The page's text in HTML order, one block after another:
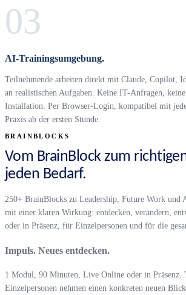
03
AI-Trainingsumgebung.
Teilnehmende arbeiten direkt mit Claude, Copilot,
an realistischen Aufgaben. Keine IT-Anfragen,
Installation. Per Browser-Login, kompatibel mit
Praxis ab der ersten Stunde.
BRAINBLOCKS
Vom BrainBlock zum
jeden Bedarf.
250+ BrainBlocks zu Leadership, Future Work und
mit einer klaren Wirkung: entdecken, verändern,
oder in Präsenz, für Einzelpersonen und für die
Impuls. Neues entdecken.
1 Modul, 90 Minuten, Live Online oder in Präsenz.
Einzelpersonen nehmen einen konkreten neuen